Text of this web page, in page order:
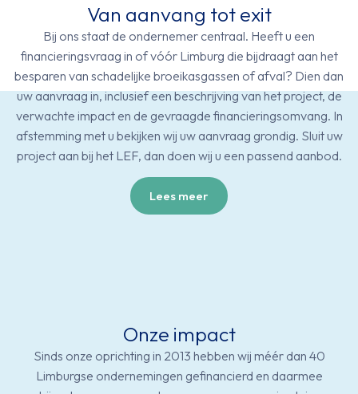
Van aanvang tot exit
Bij ons staat de ondernemer centraal. Heeft u een
financieringsvraag in of vóór Limburg die bijdraagt aan het
besparen van schadelijke broeikasgassen of afval? Dien dan
uw aanvraag in, inclusief een beschrijving van het project, de
verwachte impact en de gevraagde financieringsomvang. In
afstemming met u bekijken wij uw aanvraag grondig. Sluit uw
project aan bij het LEF, dan doen wij u een passend aanbod.
Lees meer
Onze impact
Sinds onze oprichting in 2013 hebben wij méér dan 40
Limburgse ondernemingen gefinancierd en daarmee